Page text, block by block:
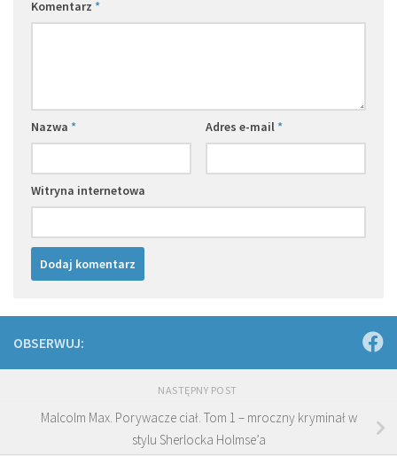
Komentarz *
Nazwa * Adres e-mail*
Witryna internetowa
OBSERWUJ:
NASTĘPNY POST
Malcolm Max. Porywacze ciał. Tom 1 – mroczny kryminał w
stylu Sherlocka Holmse’a